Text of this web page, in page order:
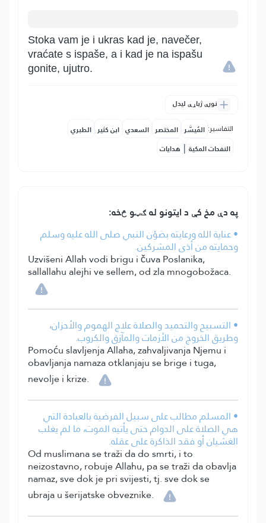
Stoka vam je i ukras kad je, navečer,
vraćate s ispaše, a i kad je na ispašu
gonite, ujutro.
نورې ژباړې لیدل
التفاسير: المُيسَّر المختصر السعدي ابن كثير الطبري
النفحات المكية | هدايات
په دې مخ کې د ایتونو له ګټو څخه:
• عناية الله ورعايته بصَوْن النبي صلى الله عليه وسلم
وحمايته من أذى المشركين.
Uzvišeni Allah vodi brigu i čuva Poslanika,
sallallahu alejhi ve sellem, od zla mnogobožaca.
• التسبيح والتحميد والصلاة علاج الهموم والأحزان،
وطريق الخروج من الأزمات والمآزق والكروب.
Pomoću slavljenja Allaha, zahvaljivanja Njemu i
obavljanja namaza otklanjaju se brige i tuga,
nevolje i krize.
• المسلم مطالب على سبيل الفرضية بالعبادة التي
هي الصلاة على الدوام حتى يأتيه الموت، ما لم يغلب
الغشيان أو فقد الذاكرة على عقله.
Od muslimana se traži da do smrti, i to
neizostavno, robuje Allahu, pa se traži da obavlja
namaz, sve dok je pri svijesti, tj. sve dok se
ubraja u šerijatske obveznike.